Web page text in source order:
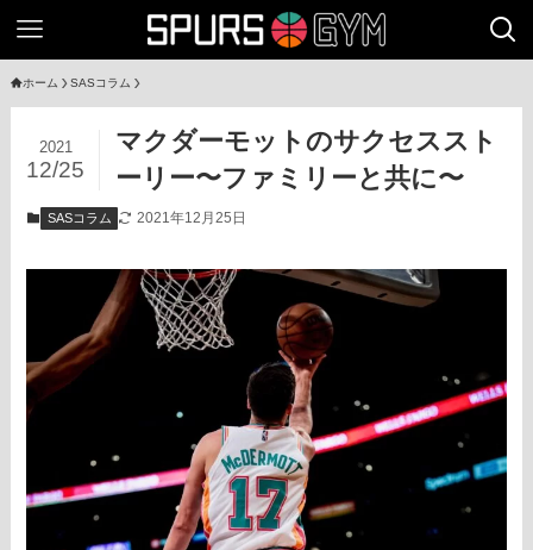
ホーム SASコラム
マクダーモットのサクセススト
ーリー〜ファミリーと共に〜
2021
12/25
SASコラム 2021年12月25日